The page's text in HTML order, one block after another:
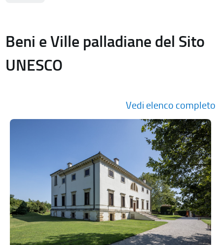
Beni e Ville palladiane del Sito
UNESCO
Vedi elenco completo